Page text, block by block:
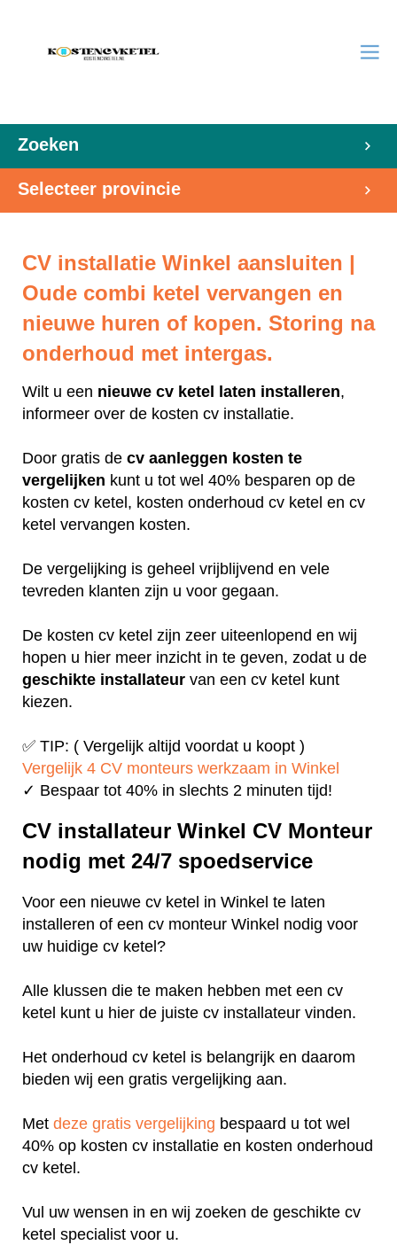
Zoeken
Selecteer provincie
CV installatie Winkel aansluiten |
Oude combi ketel vervangen en
nieuwe huren of kopen. Storing na
onderhoud met intergas.
Wilt u een nieuwe cv ketel laten installeren,
informeer over de kosten cv installatie.
Door gratis de cv aanleggen kosten te
vergelijken kunt u tot wel 40% besparen op de
kosten cv ketel, kosten onderhoud cv ketel en cv
ketel vervangen kosten.
De vergelijking is geheel vrijblijvend en vele
tevreden klanten zijn u voor gegaan.
De kosten cv ketel zijn zeer uiteenlopend en wij
hopen u hier meer inzicht in te geven, zodat u de
geschikte installateur van een cv ketel kunt
kiezen.
✅ TIP: ( Vergelijk altijd voordat u koopt )
Vergelijk 4 CV monteurs werkzaam in Winkel
✓ Bespaar tot 40% in slechts 2 minuten tijd!
CV installateur Winkel CV Monteur
nodig met 24/7 spoedservice
Voor een nieuwe cv ketel in Winkel te laten
installeren of een cv monteur Winkel nodig voor
uw huidige cv ketel?
Alle klussen die te maken hebben met een cv
ketel kunt u hier de juiste cv installateur vinden.
Het onderhoud cv ketel is belangrijk en daarom
bieden wij een gratis vergelijking aan.
Met deze gratis vergelijking bespaard u tot wel
40% op kosten cv installatie en kosten onderhoud
cv ketel.
Vul uw wensen in en wij zoeken de geschikte cv
ketel specialist voor u.